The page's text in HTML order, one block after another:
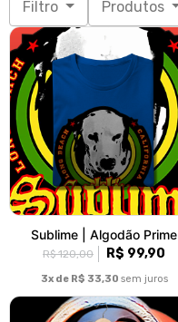
Filtro Produtos
Sublime | Algodão Prime
R$ 120,00 R$ 99,90
3x de R$ 33,30 sem juros